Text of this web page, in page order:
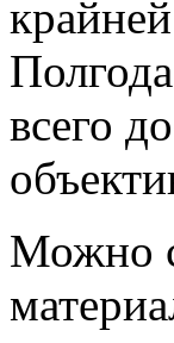
всего
Можно